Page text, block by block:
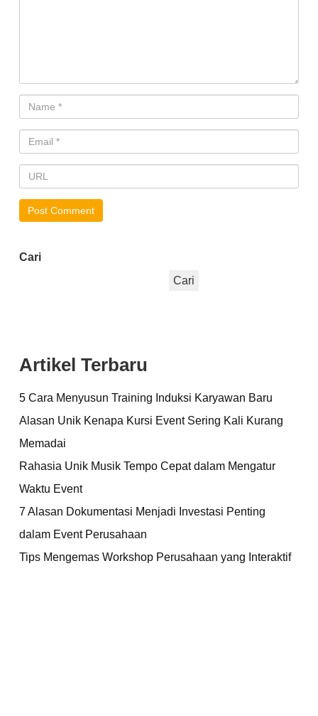
Cari
Cari
Artikel Terbaru
5 Cara Menyusun Training Induksi Karyawan Baru
Alasan Unik Kenapa Kursi Event Sering Kali Kurang
Memadai
Rahasia Unik Musik Tempo Cepat dalam Mengatur
Waktu Event
7 Alasan Dokumentasi Menjadi Investasi Penting
dalam Event Perusahaan
Tips Mengemas Workshop Perusahaan yang Interaktif